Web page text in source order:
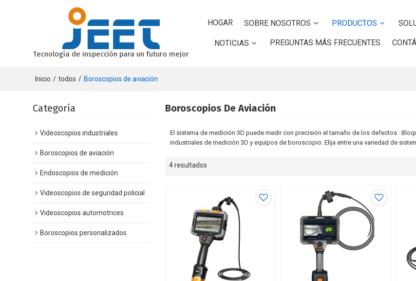
Tecnología de inspección para un futuro mejor
HOGAR SOBRE NOSOTROS PRODUCTOS
NOTICIAS PREGUNTAS MÁS FRECUENTES
Inicio / todos / Boroscopios de aviación
Categoría
Videoscopios industriales
Boroscopios de aviación
Endoscopios de medición
Videoscopios de seguridad policial
Videoscopios automotrices
Boroscopios personalizados
Boroscopios De Aviación
El sistema de medición 3D puede medir con precisión el tamaño de los defectos ·
industriales de medición 3D y equipos de boroscopio. Elija entre una variedad de
4 resultados